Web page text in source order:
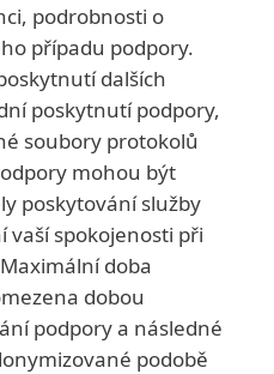
podrobnosti o
případu podpory.
dalších
poskytnutí podpory,
soubory protokolů
mohou být
poskytování služby
vaší spokojenosti při
doba
dobou
podpory a následné
podobě